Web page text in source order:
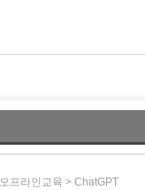
오프라인교육 > ChatGPT